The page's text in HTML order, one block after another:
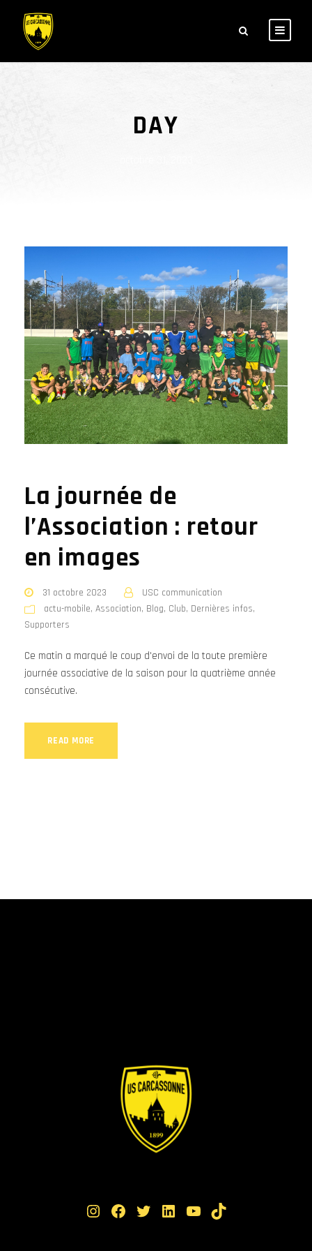
DAY
La journée de
l’Association : retour
en images
31 octobre 2023
USC communication
actu-mobile, Association, Blog, Club, Dernières infos,
Supporters
Ce matin a marqué le coup d'envoi de la toute première
journée associative de la saison pour la quatrième année
consécutive.
READ MORE
Instagram Facebook Twitter LinkedIn YouTube TikTok